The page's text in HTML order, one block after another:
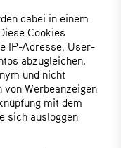
dabei in einem
Cookies
IP-Adresse, User-
abzugleichen.
und nicht
von Werbeanzeigen
mit dem
sich ausloggen